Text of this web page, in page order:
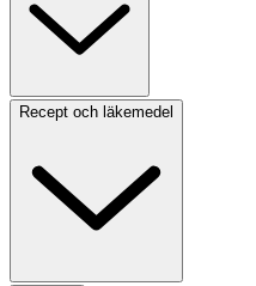
Recept och läkemedel